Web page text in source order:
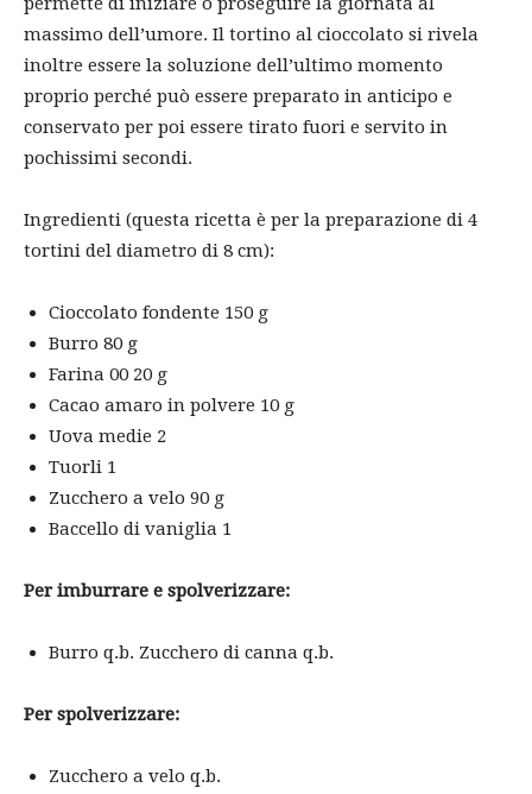
massimo dell’umore. Il tortino al cioccolato si rivela
inoltre essere la soluzione dell’ultimo momento
proprio perché può essere preparato in anticipo e
conservato per poi essere tirato fuori e servito in
pochissimi secondi.
Ingredienti (questa ricetta è per la preparazione di 4
tortini del diametro di 8 cm):
Cioccolato fondente 150 g
Burro 80 g
Farina 00 20 g
Cacao amaro in polvere 10 g
Uova medie 2
Tuorli 1
Zucchero a velo 90 g
Baccello di vaniglia 1
Per imburrare e spolverizzare:
Burro q.b. Zucchero di canna q.b.
Per spolverizzare:
Zucchero a velo q.b.